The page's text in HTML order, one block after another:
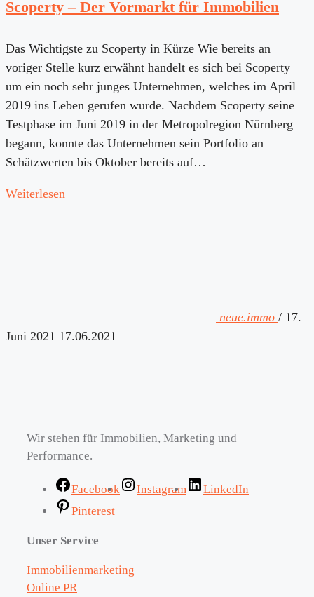
Scoperty – Der Vormarkt für Immobilien
Das Wichtigste zu Scoperty in Kürze Wie bereits an
voriger Stelle kurz erwähnt handelt es sich bei Scoperty
um ein noch sehr junges Unternehmen, welches im April
2019 ins Leben gerufen wurde. Nachdem Scoperty seine
Testphase im Juni 2019 in der Metropolregion Nürnberg
begann, konnte das Unternehmen sein Portfolio an
Schätzwerten bis Oktober bereits auf…
Weiterlesen
neue.immo / 17.
Juni 2021 17.06.2021
Wir stehen für Immobilien, Marketing und
Performance.
Facebook Instagram
LinkedIn
Pinterest
Unser Service
Immobilienmarketing
Online PR